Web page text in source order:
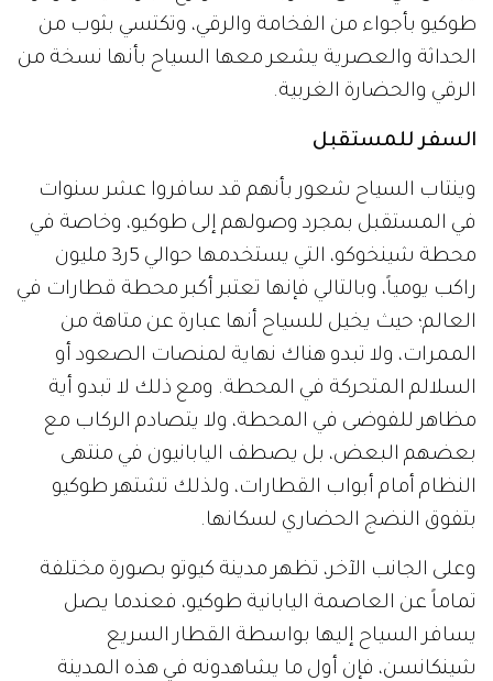
طوكيو بأجواء من الفخامة والرقي، وتكتسي بثوب من
الحداثة والعصرية يشعر معها السياح بأنها نسخة من
الرقي والحضارة الغربية.
السفر للمستقبل
وينتاب السياح شعور بأنهم قد سافروا عشر سنوات
في المستقبل بمجرد وصولهم إلى طوكيو، وخاصة في
محطة شينخوكو، التي يستخدمها حوالي 5ر3 مليون
راكب يومياً، وبالتالي فإنها تعتبر أكبر محطة قطارات في
العالم؛ حيث يخيل للسياح أنها عبارة عن متاهة من
الممرات، ولا تبدو هناك نهاية لمنصات الصعود أو
السلالم المتحركة في المحطة. ومع ذلك لا تبدو أية
مظاهر للفوضى في المحطة، ولا يتصادم الركاب مع
بعضهم البعض، بل يصطف اليابانيون في منتهى
النظام أمام أبواب القطارات، ولذلك تشتهر طوكيو
بتفوق النضج الحضاري لسكانها.
وعلى الجانب الآخر، تظهر مدينة كيوتو بصورة مختلفة
تماماً عن العاصمة اليابانية طوكيو، فعندما يصل
يسافر السياح إليها بواسطة القطار السريع
شينكانسن، فإن أول ما يشاهدونه في هذه المدينة